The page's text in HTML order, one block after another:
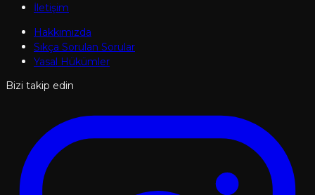
İletişim
Hakkımızda
Sıkça Sorulan Sorular
Yasal Hükümler
Bizi takip edin